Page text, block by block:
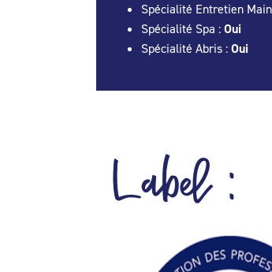
Spécialité Entretien
Spécialité Spa : Oui
Spécialité Abris : Oui
Label :